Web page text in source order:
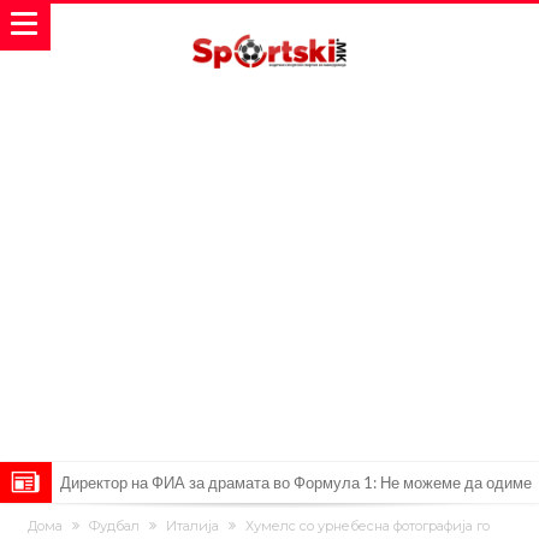
Директор на ФИА за драмата во Формула 1: Не можеме да одиме
толку далеку!
Колку бара ПСЖ и кој е „плафонот“ на Ливерпул за трансферот
Дома Фудбал Италија
Хумелс со урнебесна фотографија го